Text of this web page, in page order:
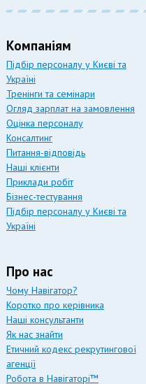
Компаніям
Підбір персоналу у Києві та
Україні
Тренінги та семінари
Огляд зарплат на замовлення
Оцінка персоналу
Консалтинг
Питання-відповідь
Наші клієнти
Приклади робіт
Бізнес-тестування
Підбір персоналу у Києві та
Україні
Про нас
Чому Навігатор?
Коротко про керівника
Наші консультанти
Як нас знайти
Етичний кодекс рекрутингової
агенції
Робота в Навігаторі™